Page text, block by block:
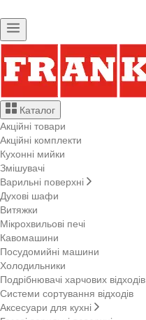
Каталог
Акційні товари
Акційні комплекти
Кухонні мийки
Змішувачі
Варильні поверхні
Духові шафи
Витяжки
Мікрохвильові печі
Кавомашини
Посудомийні машини
Холодильники
Подрібнювачі харчових відходів
Системи сортування відходів
Аксесуари для кухні